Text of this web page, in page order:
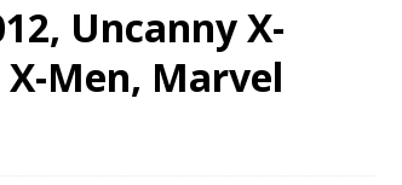
Uncanny X-
Men, Marvel